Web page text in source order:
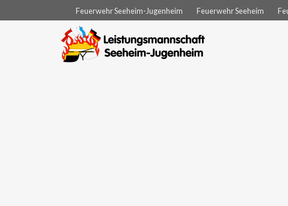
Feuerwehr Seeheim-Jugenheim Feuerwehr Seeheim